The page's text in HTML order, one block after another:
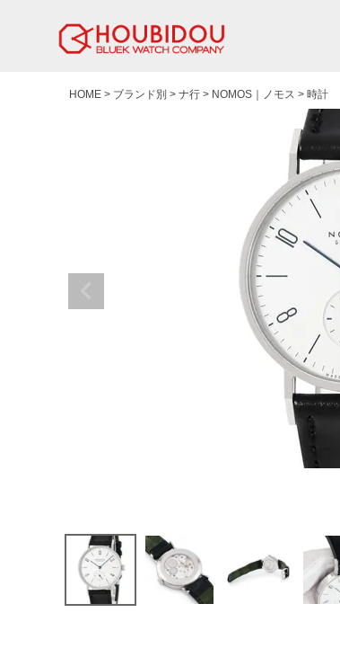
HOME ブランド別 ナ行 NOMOS｜ノモス 時計